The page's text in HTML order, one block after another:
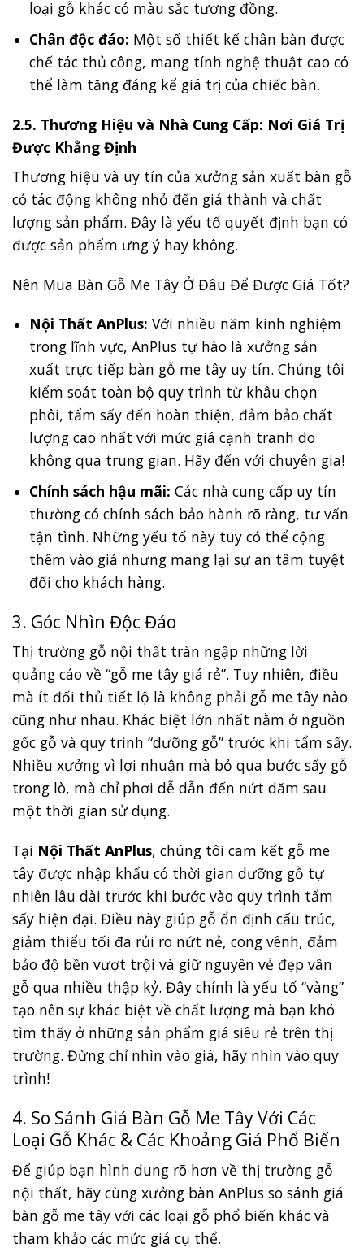
loại gỗ khác có màu sắc tương đồng.
Chân độc đáo: Một số thiết kế chân bàn được
chế tác thủ công, mang tính nghệ thuật cao có
thể làm tăng đáng kể giá trị của chiếc bàn.
2.5. Thương Hiệu và Nhà Cung Cấp: Nơi Giá Trị
Được Khẳng Định
Thương hiệu và uy tín của xưởng sản xuất bàn gỗ
có tác động không nhỏ đến giá thành và chất
lượng sản phẩm. Đây là yếu tố quyết định bạn có
được sản phẩm ưng ý hay không.
Nên Mua Bàn Gỗ Me Tây Ở Đâu Để Được Giá Tốt?
Nội Thất AnPlus: Với nhiều năm kinh nghiệm
trong lĩnh vực, AnPlus tự hào là xưởng sản
xuất trực tiếp bàn gỗ me tây uy tín. Chúng tôi
kiểm soát toàn bộ quy trình từ khâu chọn
phôi, tẩm sấy đến hoàn thiện, đảm bảo chất
lượng cao nhất với mức giá cạnh tranh do
không qua trung gian. Hãy đến với chuyên gia!
Chính sách hậu mãi: Các nhà cung cấp uy tín
thường có chính sách bảo hành rõ ràng, tư vấn
tận tình. Những yếu tố này tuy có thể cộng
thêm vào giá nhưng mang lại sự an tâm tuyệt
đối cho khách hàng.
3. Góc Nhìn Độc Đáo
Thị trường gỗ nội thất tràn ngập những lời
quảng cáo về “gỗ me tây giá rẻ”. Tuy nhiên, điều
mà ít đối thủ tiết lộ là không phải gỗ me tây nào
cũng như nhau. Khác biệt lớn nhất nằm ở nguồn
gốc gỗ và quy trình “dưỡng gỗ” trước khi tẩm sấy.
Nhiều xưởng vì lợi nhuận mà bỏ qua bước sấy gỗ
trong lò, mà chỉ phơi dễ dẫn đến nứt dăm sau
một thời gian sử dụng.
Tại Nội Thất AnPlus, chúng tôi cam kết gỗ me
tây được nhập khẩu có thời gian dưỡng gỗ tự
nhiên lâu dài trước khi bước vào quy trình tẩm
sấy hiện đại. Điều này giúp gỗ ổn định cấu trúc,
giảm thiểu tối đa rủi ro nứt nẻ, cong vênh, đảm
bảo độ bền vượt trội và giữ nguyên vẻ đẹp vân
gỗ qua nhiều thập kỷ. Đây chính là yếu tố “vàng”
tạo nên sự khác biệt về chất lượng mà bạn khó
tìm thấy ở những sản phẩm giá siêu rẻ trên thị
trường. Đừng chỉ nhìn vào giá, hãy nhìn vào quy
trình!
4. So Sánh Giá Bàn Gỗ Me Tây Với Các
Loại Gỗ Khác & Các Khoảng Giá Phổ Biến
Để giúp bạn hình dung rõ hơn về thị trường gỗ
nội thất, hãy cùng xưởng bàn AnPlus so sánh giá
bàn gỗ me tây với các loại gỗ phổ biến khác và
tham khảo các mức giá cụ thể.